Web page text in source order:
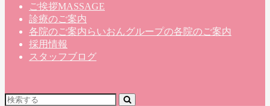
ご挨拶MASSAGE
診療のご案内
各院のご案内 らいおんグループの各院のご案内
採用情報
スタッフブログ